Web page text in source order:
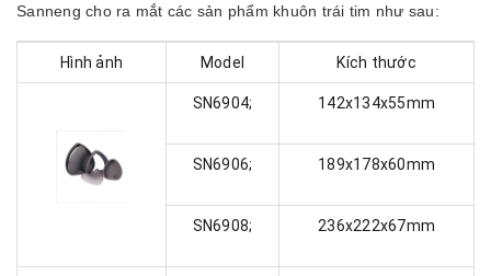
Sanneng cho ra mắt các sản phẩm khuôn trái tim như sau:
Hình ảnh Model Kích thước
SN6904; 142x134x55mm
SN6906; 189x178x60mm
SN6908; 236x222x67mm